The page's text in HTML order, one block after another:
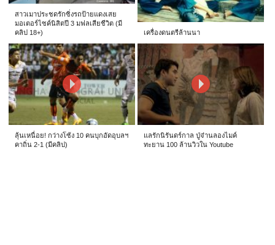
สาวเมาประชดรักซิ่งรถป้ายแดงเสย
มอเตอร์ไซค์นิสิตปี 3 มฟลเสียชีวิต (มี
คลิป 18+)
เครื่องดนตรีล้านนา
ลุ้นเหนื่อย! กว่างโซ้ง 10 คนบุกอัดอุบลฯ
คาถิ่น 2-1 (มีคลิป)
แลรักนิรันดร์กาล ปู่จ๋านลองไมค์
ทะยาน 100 ล้านวิวใน Youtube